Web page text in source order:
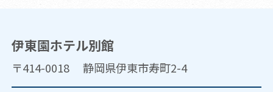
伊東園ホテル別館
〒414-0018 静岡県伊東市寿町2-4